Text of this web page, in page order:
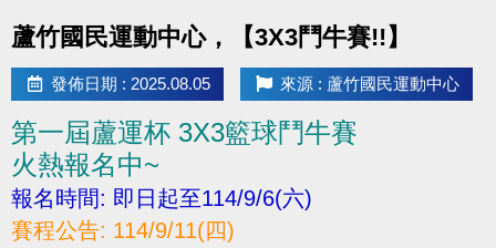
蘆竹國民運動中心，【3X3鬥牛賽!!】
發佈日期 : 2025.08.05 來源 : 蘆竹國民運動中心
第一屆蘆運杯 3X3籃球鬥牛賽
火熱報名中~
報名時間: 即日起至114/9/6(六)
賽程公告: 114/9/11(四)